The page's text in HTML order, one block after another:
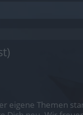
eigene Themen